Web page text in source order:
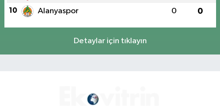
10 Alanyaspor 0 0
Detaylar için tıklayın